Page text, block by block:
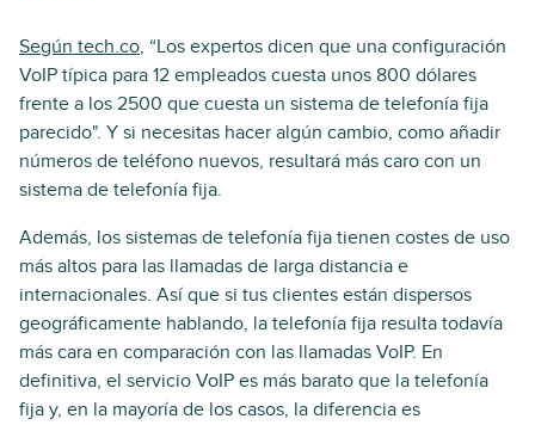
Según tech.co, “Los expertos dicen que una configuración
VoIP típica para 12 empleados cuesta unos 800 dólares
frente a los 2500 que cuesta un sistema de telefonía fija
parecido". Y si necesitas hacer algún cambio, como añadir
números de teléfono nuevos, resultará más caro con un
sistema de telefonía fija.
Además, los sistemas de telefonía fija tienen costes de uso
más altos para las llamadas de larga distancia e
internacionales. Así que si tus clientes están dispersos
geográficamente hablando, la telefonía fija resulta todavía
más cara en comparación con las llamadas VoIP. En
definitiva, el servicio VoIP es más barato que la telefonía
fija y, en la mayoría de los casos, la diferencia es